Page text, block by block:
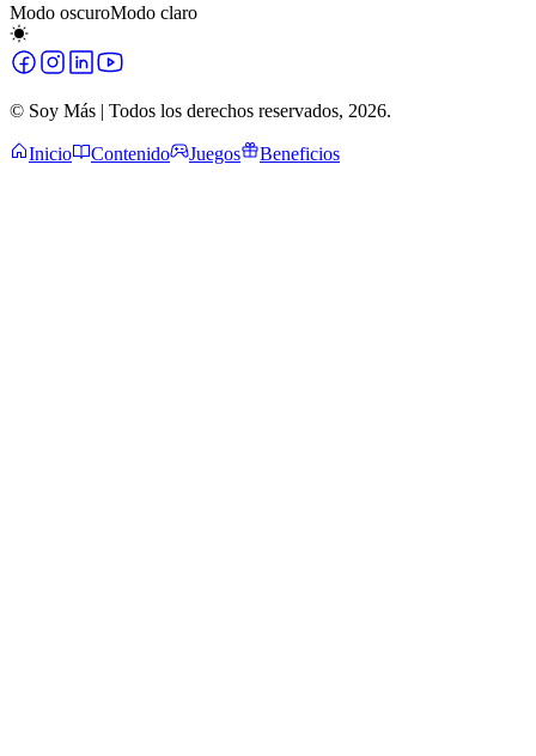
Modo oscuroModo claro
© Soy Más | Todos los derechos reservados, 2026.
Inicio Contenido Juegos Beneficios